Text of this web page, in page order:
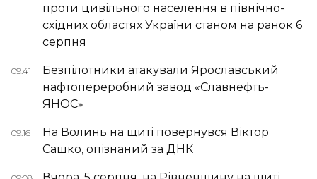
проти цивільного населення в північно-
східних областях України станом на ранок 6
серпня
09:41
Безпілотники атакували Ярославський
нафтопереробний завод «Славнефть-
ЯНОС»
09:16
На Волинь на щиті повернувся Віктор
Сашко, опізнаний за ДНК